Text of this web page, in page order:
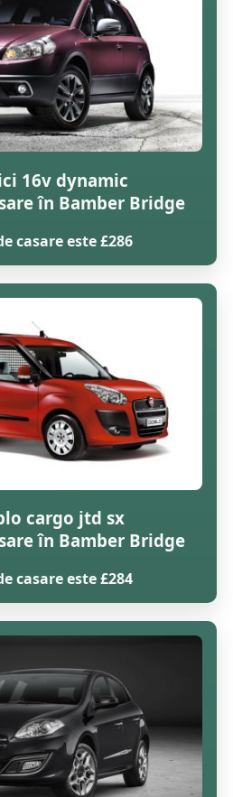
16v dynamic
în Bamber Bridge
casare este £286
cargo jtd sx
în Bamber Bridge
casare este £284